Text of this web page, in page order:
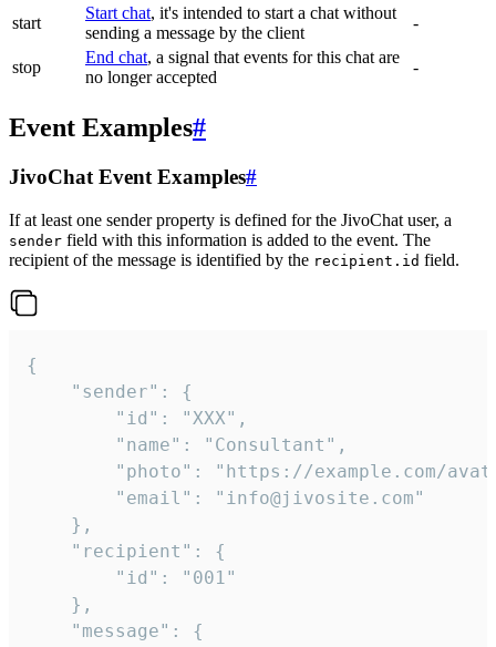
start
Start chat, it's intended to start a chat without
sending a message by the client
-
stop
End chat, a signal that events for this chat are
no longer accepted
-
Event Examples#
JivoChat Event Examples#
If at least one sender property is defined for the JivoChat user, a
sender field with this information is added to the event. The
recipient of the message is identified by the recipient.id field.
{